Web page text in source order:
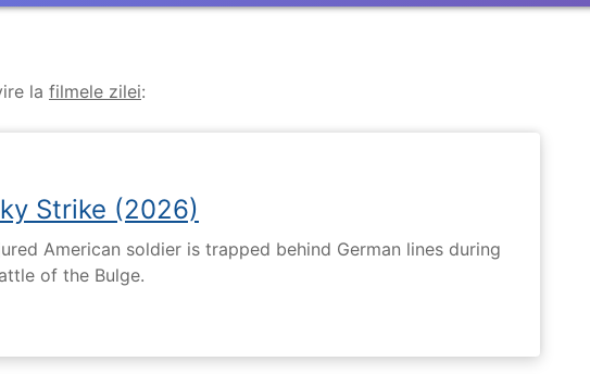
la filmele zilei:
Strike (2026)
American soldier is trapped behind German lines during
of the Bulge.